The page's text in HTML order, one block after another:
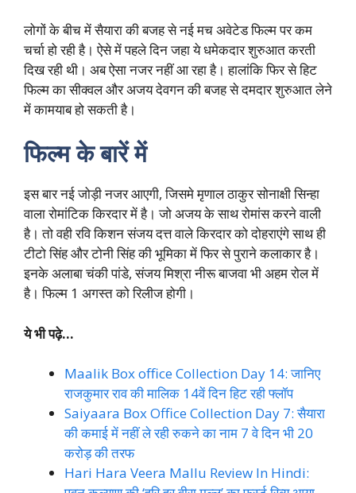
लोगों के बीच में सैयारा की बजह से नई मच अवेटेड फिल्म पर कम
चर्चा हो रही है। ऐसे में पहले दिन जहा ये धमेकदार शुरुआत करती
दिख रही थी। अब ऐसा नजर नहीं आ रहा है। हालांकि फिर से हिट
फिल्म का सीक्वल और अजय देवगन की बजह से दमदार शुरुआत लेने
में कामयाब हो सकती है।
फिल्म के बारें में
इस बार नई जोड़ी नजर आएगी, जिसमे मृणाल ठाकुर सोनाक्षी सिन्हा
वाला रोमांटिक किरदार में है। जो अजय के साथ रोमांस करने वाली
है। तो वही रवि किशन संजय दत्त वाले किरदार को दोहराएंगे साथ ही
टीटो सिंह और टोनी सिंह की भूमिका में फिर से पुराने कलाकार है।
इनके अलाबा चंकी पांडे, संजय मिश्रा नीरू बाजवा भी अहम रोल में
है। फिल्म 1 अगस्त को रिलीज होगी।
ये भी पढ़े…
Maalik Box office Collection Day 14: जानिए
राजकुमार राव की मालिक 14वें दिन हिट रही फ्लॉप
Saiyaara Box Office Collection Day 7: सैयारा
की कमाई में नहीं ले रही रुकने का नाम 7 वे दिन भी 20
करोड़ की तरफ
Hari Hara Veera Mallu Review In Hindi: